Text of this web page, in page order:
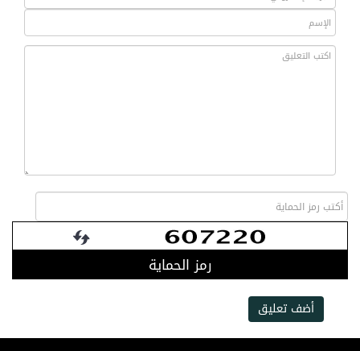
رمز الحماية
أضف تعليق